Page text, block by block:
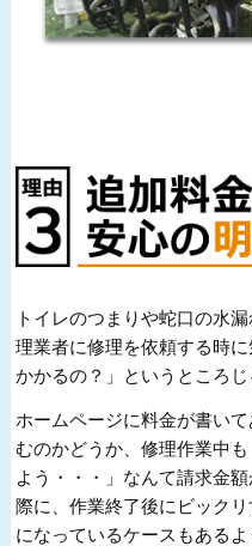
トイレのつまりや蛇口の水
理業者に修理を依頼する時
かかるの？」というところじ
ホームページに料金が書い
むのかどうか、修理作業中
よう・・・」なんて請求金
際に、作業終了後にビック
になっているケースもあるよ